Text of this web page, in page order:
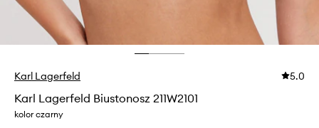
Karl Lagerfeld 5.0
Karl Lagerfeld Biustonosz 211W2101
kolor czarny